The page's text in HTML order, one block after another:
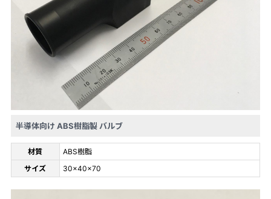
半導体向け ABS樹脂製 バルブ
材質
ABS樹脂
サイズ
30×40×70